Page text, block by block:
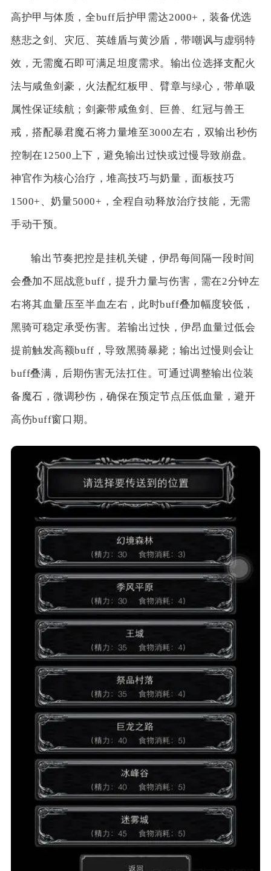
高护甲与体质，全buff后护甲需达2000+，装备优选
慈悲之剑、灾厄、英雄盾与黄沙盾，带嘲讽与虚弱特
效，无需魔石即可满足坦度需求。输出位选择支配火
法与咸鱼剑豪，火法配红板甲、臂章与绿心，带单吸
属性保证续航；剑豪带咸鱼剑、巨兽、红冠与兽王
戒，搭配暴君魔石将力量堆至3000左右，双输出秒伤
控制在12500上下，避免输出过快或过慢导致崩盘。
神官作为核心治疗，堆高技巧与奶量，面板技巧
1500+、奶量5000+，全程自动释放治疗技能，无需
手动干预。
输出节奏把控是挂机关键，伊昂每间隔一段时间
会叠加不屈战意buff，提升力量与伤害，需在2分钟左
右将其血量压至半血左右，此时buff叠加幅度较低，
黑骑可稳定承受伤害。若输出过快，伊昂血量过低会
提前触发高额buff，导致黑骑暴毙；输出过慢则会让
buff叠满，后期伤害无法扛住。可通过调整输出位装
备魔石，微调秒伤，确保在预定节点压低血量，避开
高伤buff窗口期。